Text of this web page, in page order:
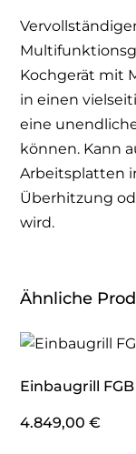
Kochgerät mit
in einen
eine
können. Kann
Arbeitsplatten
Überhitzung
wird.
Ähnliche
Einbaugrill
4.849,00€